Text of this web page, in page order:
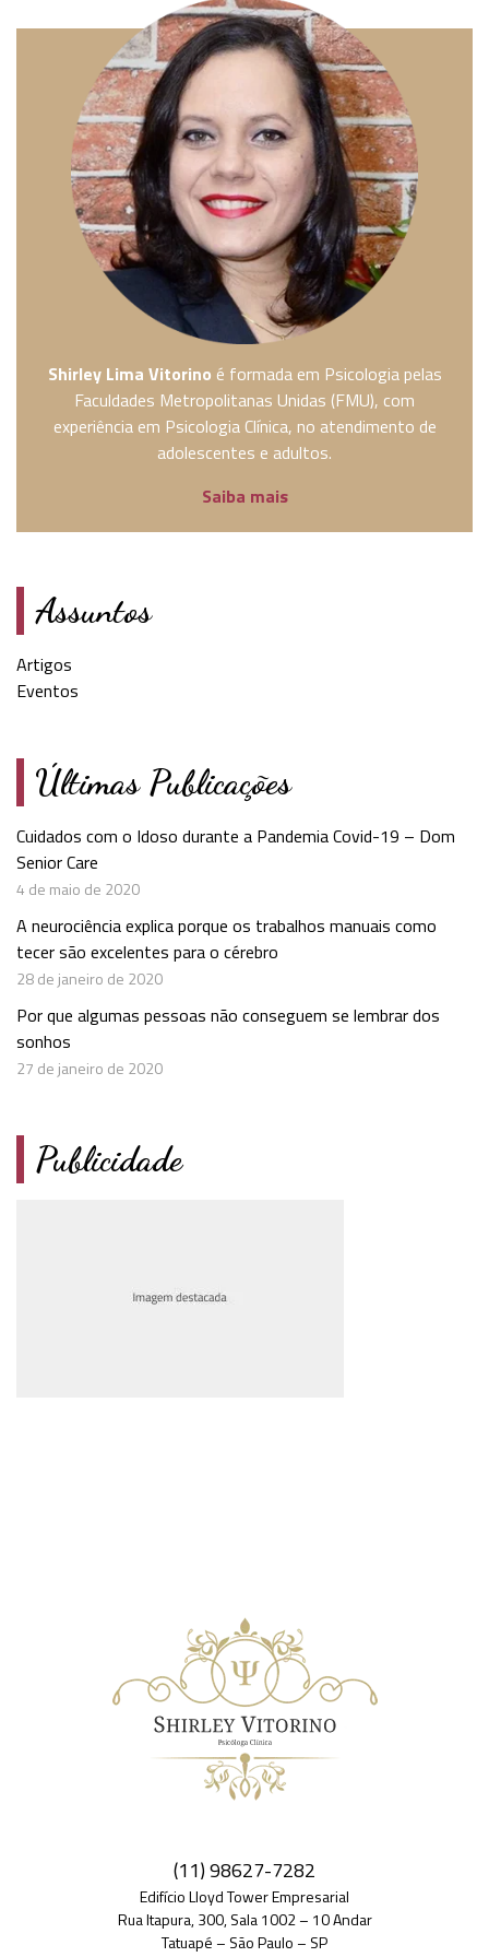
Shirley Lima Vitorino é formada em Psicologia pelas
Faculdades Metropolitanas Unidas (FMU), com
experiência em Psicologia Clínica, no atendimento de
adolescentes e adultos.
Saiba mais
Assuntos
Artigos
Eventos
Últimas Publicações
Cuidados com o Idoso durante a Pandemia Covid-19 – Dom
Senior Care
4 de maio de 2020
A neurociência explica porque os trabalhos manuais como
tecer são excelentes para o cérebro
28 de janeiro de 2020
Por que algumas pessoas não conseguem se lembrar dos
sonhos
27 de janeiro de 2020
Publicidade
(11) 98627-7282
Edifício Lloyd Tower Empresarial
Rua Itapura, 300, Sala 1002 – 10 Andar
Tatuapé – São Paulo – SP